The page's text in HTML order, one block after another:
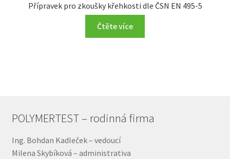
Přípravek pro zkoušky křehkosti dle ČSN EN 495-5
Čtěte více
POLYMERTEST – rodinná firma
Ing. Bohdan Kadleček – vedoucí
Milena Skybíková – administrativa